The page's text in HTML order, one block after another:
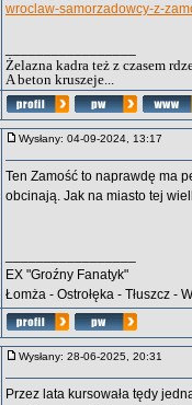
wroclaw-samorzadowcy-z-
Żelazna kadra też z czasem
A beton kruszeje...
Wysłany: 04-09-2024, 13:17
Ten Zamość to naprawdę ma
obcinają. Jak na miasto tej
EX "Groźny Fanatyk"
Łomża - Ostrołęka - Tłuszcz -
Wysłany: 28-06-2025, 20:31
Przez lata kursowała tędy